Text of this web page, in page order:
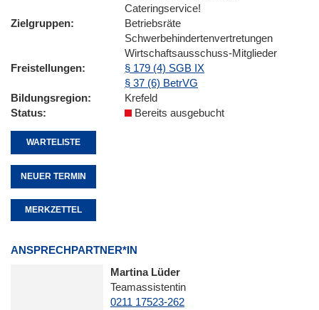
Cateringservice!
Zielgruppen
Betriebsräte
Schwerbehindertenvertretungen
Wirtschaftsausschuss-Mitglieder
Freistellungen
§ 179 (4) SGB IX
§ 37 (6) BetrVG
Bildungsregion
Krefeld
Status
Bereits ausgebucht
WARTELISTE
NEUER TERMIN
MERKZETTEL
ANSPRECHPARTNER*IN
Martina Lüder
Teamassistentin
0211 17523-262